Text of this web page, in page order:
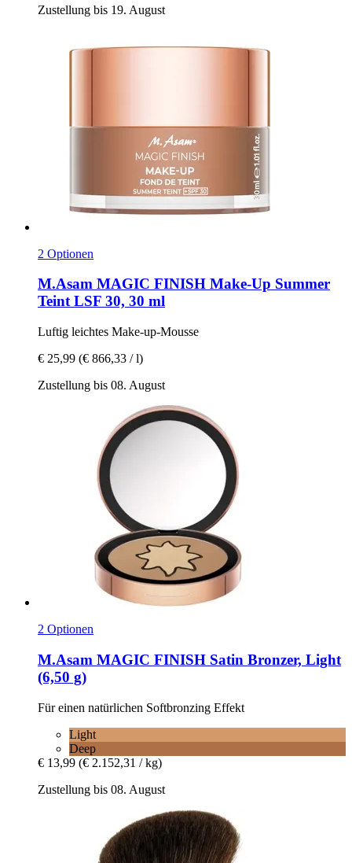
Zustellung bis 19. August
2 Optionen
M.Asam MAGIC FINISH Make-​Up Summer
Teint LSF 30, 30 ml
Luftig leichtes Make-​up-​Mousse
€ 25,99 (€ 866,33 / l)
Zustellung bis 08. August
2 Optionen
M.Asam MAGIC FINISH Satin Bronzer, Light
(6,50 g)
Für einen natürlichen Softbronzing Effekt
Light
Deep
€ 13,99 (€ 2.152,31 / kg)
Zustellung bis 08. August